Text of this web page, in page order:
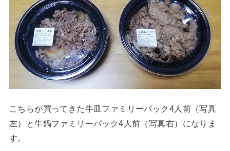
こちらが買ってきた牛皿ファミリーパック4人前（写真
左）と牛鍋ファミリーパック4人前（写真右）になりま
す。